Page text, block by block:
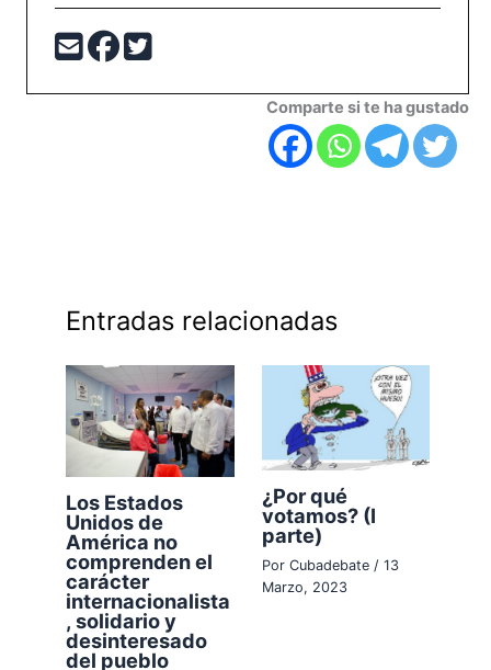
Comparte si te ha gustado
Entradas relacionadas
Los Estados
Unidos de
América no
comprenden el
carácter
internacionalista
, solidario y
desinteresado
del pueblo
¿Por qué
votamos? (I
parte)
Por Cubadebate / 13
Marzo, 2023